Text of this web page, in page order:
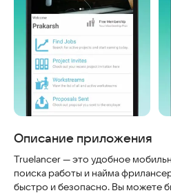
Описание приложения
Truelancer — это удобное
поиска работы и найма
быстро и безопасно. Вы можете